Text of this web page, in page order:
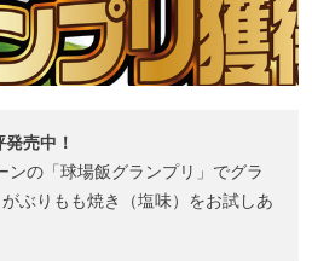
売中！
ンの「球場飯グランプリ」でグラ
ぶりもも焼き（塩味）をお試しあ